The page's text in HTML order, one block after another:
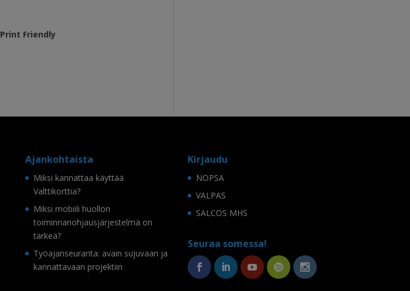
Print Friendly
Ajankohtaista
Miksi kannattaa käyttää
Valttikorttia?
Miksi mobiili huollon
toiminnanohjausjärjestelmä on
tärkeä?
Työajanseuranta: avain sujuvaan ja
kannattavaan projektiin
Kirjaudu
NOPSA
VALPAS
SALCOS MHS
Seuraa somessa!